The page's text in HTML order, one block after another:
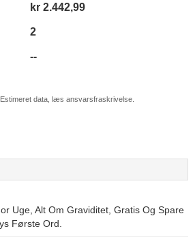
kr 2.442,99
2
--
data, læs ansvarsfraskrivelse.
Uge, Alt Om Graviditet, Gratis Og Spare
Første Ord.